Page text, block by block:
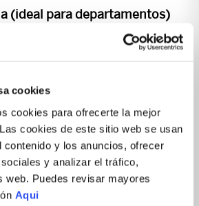
cookies
cookies para ofrecerte la mejor
cookies de este sitio web se usan
contenido y los anuncios, ofrecer
y analizar el tráfico,
web. Puedes revisar mayores
Aqui
(ideal para departamentos)
el área disponible, siendo la solución
pequeñas. Las camas con
altas tradicionales, te sugerimos
fundas de tela para evitar que las
de pelusas con el tiempo.
de servicio
de depósito o garaje techado,
opción para maletas grandes o sets